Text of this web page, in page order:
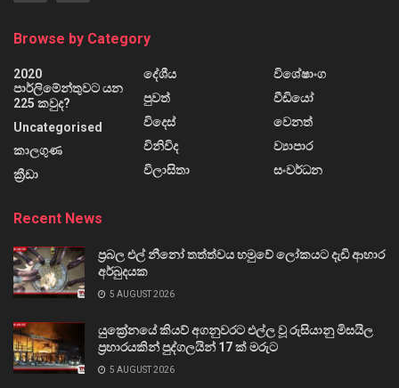
Browse by Category
2020
පාර්ලිමේන්තුවට යන
225 කවුද?
Uncategorised
කාලගුණ
ක්‍රීඩා
දේශීය
පුවත්
විදෙස්
විනිවිද
විලාසිතා
විශේෂාංග
වීඩියෝ
වෙනත්
ව්‍යාපාර
සංවර්ධන
Recent News
ප්‍රබල එල් නීනෝ තත්ත්වය හමුවේ ලෝකයට දැඩි ආහාර
අර්බුදයක
5 AUGUST 2026
යුක්‍රේනයේ කියව් අගනුවරට එල්ල වූ රුසියානු මිසයිල
ප්‍රහාරයකින් පුද්ගලයින් 17 ක් මරුට
5 AUGUST 2026